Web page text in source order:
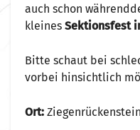
auch schon
kleines Sektionsfest
Bitte schaut bei
vorbei hinsichtlich
Ort: